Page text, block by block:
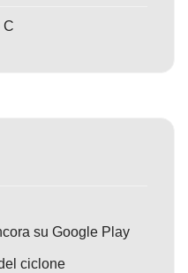
C
su Google Play
ciclone